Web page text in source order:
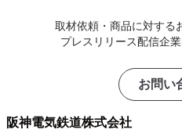
取材依頼・商品に対する
プレスリリース配信企
お問い
阪神電気鉄道株式会社